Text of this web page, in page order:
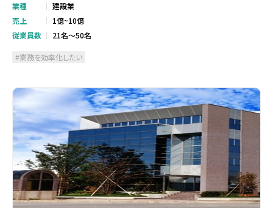
業種
建設業
売上
1億~10億
従業員数
21名～50名
業務を効率化したい